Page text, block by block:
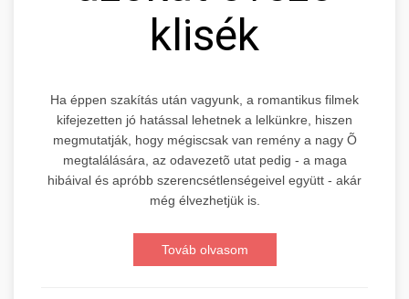
klisék
Ha éppen szakítás után vagyunk, a romantikus filmek
kifejezetten jó hatással lehetnek a lelkünkre, hiszen
megmutatják, hogy mégiscsak van remény a nagy Õ
megtalálására, az odavezetõ utat pedig - a maga
hibáival és apróbb szerencsétlenségeivel együtt - akár
még élvezhetjük is.
Továb olvasom